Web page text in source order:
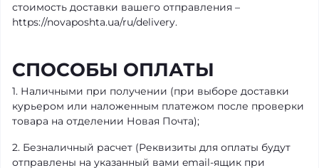
стоимость доставки вашего отправления –
https://novaposhta.ua/ru/delivery.
СПОСОБЫ ОПЛАТЫ
1. Наличными при получении (при выборе доставки
курьером или наложенным платежом после проверки
товара на отделении Новая Почта);
2. Безналичный расчет (Реквизиты для оплаты будут
отправлены на указанный вами email-ящик при